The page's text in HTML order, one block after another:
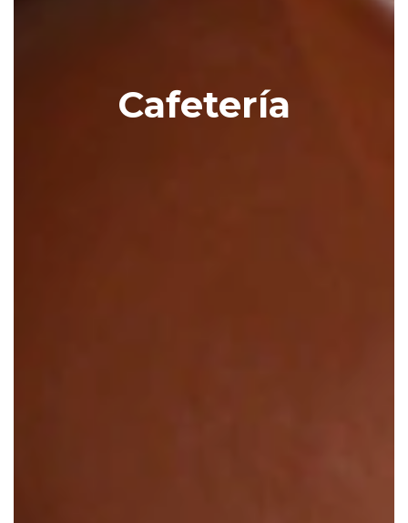
Cafetería